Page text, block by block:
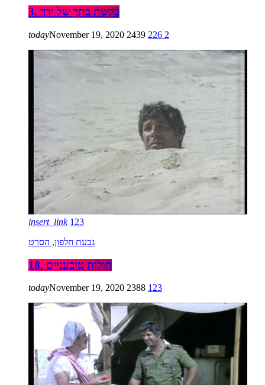
3. בקשת בתך של ידך
todayNovember 19, 2020 2439 226 2
insert_link 123
גבעת חלפון, הסרט
18. חולות טובעניים
todayNovember 19, 2020 2388 123